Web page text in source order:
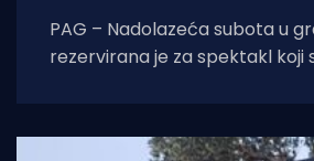
PAG – Nadolazeća subota u
rezervirana je za spektakl koji